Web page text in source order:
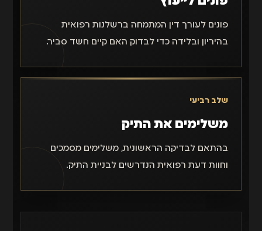
פונים לעורך דין המתמחה ברשלנות רפואית
בהיריון ובלידה כדי לבדוק האם קיים חשד סביר.
שלב רביעי
משלימים את התיק
בהתאם לבדיקה הראשונית, משלימים מסמכים
וחוות דעת רפואית הנדרשים לבניית התיק.